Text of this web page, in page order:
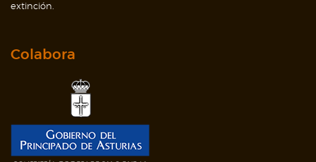
extinción.
Colabora